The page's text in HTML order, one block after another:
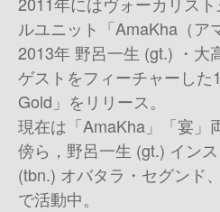
ルユニット「AmaKha（ア
2013年 野呂一生 (gt.) ・大
ゲストをフィーチャーし
Gold」をリリース。
現在は「AmaKha」「宴」
傍ら，野呂一生 (gt.) イン
(tbn.) オバタラ・セグンド
で活動中。